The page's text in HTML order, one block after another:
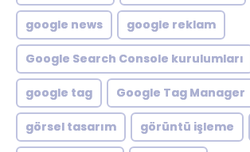
google news google reklam
Google Search Console kurulumları
google tag Google Tag Manager
görsel tasarım görüntü işleme